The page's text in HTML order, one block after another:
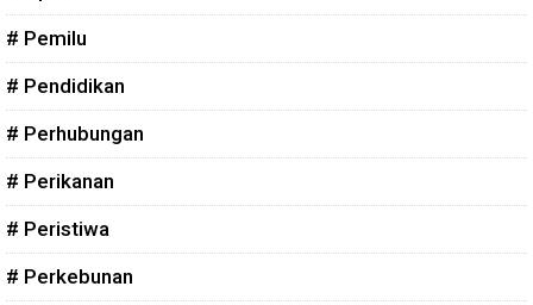
# Pemilu
# Pendidikan
# Perhubungan
# Perikanan
# Peristiwa
# Perkebunan